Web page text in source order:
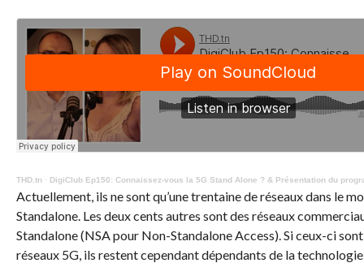
THD.tn· DigiClub Ep150: Connaissez-vous la 5G Stand Alone ? & Présentation du
Actuellement, ils ne sont qu’une trentaine de réseaux dans le
Standalone.Les deux cents autres sont des réseaux
Standalone(NSA pour Non-StandaloneAccess).Si ceux-ci
réseaux 5G, ils restent cependant dépendants de la